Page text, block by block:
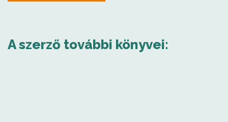
A szerző további könyvei: